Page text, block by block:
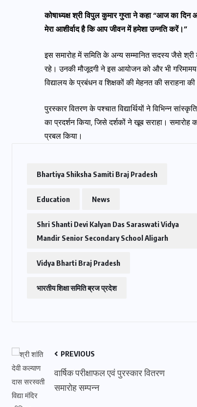
कोषाध्यक्ष श्री विपुल कुमार गुप्ता ने कहा “आज
मेरा आशीर्वाद है कि आप जीवन में हमेशा उन्नति करें।”
इस समारोह में समिति के अन्य सम्मानित सदस्य जैसे श्री
रहे। उनकी मौजूदगी ने इस आयोजन को और भी
विद्यालय के प्रबंधन व शिक्षकों की मेहनत की सराहना
पुरस्कार वितरण के पश्चात विद्यार्थियों ने विभिन्न
का प्रदर्शन किया, जिसे दर्शकों ने खूब सराहा।
प्रबल किया।
Bhartiya Shiksha Samiti Braj Pradesh
Education News
Shri Shanti Devi Kalyan Das Saraswati Vidya
Mandir Senior Secondary School Aligarh
Vidya Bharti Braj Pradesh
भारतीय शिक्षा समिति ब्रज प्रदेश
PREVIOUS
वार्षिक परीक्षाफल एवं पुरस्कार वितरण
समारोह सम्पन्न